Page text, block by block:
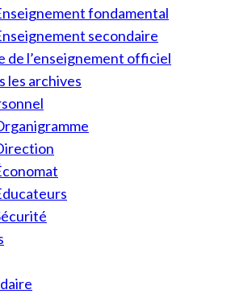
fondamental
secondaire
de l’enseignement officiel
les archives